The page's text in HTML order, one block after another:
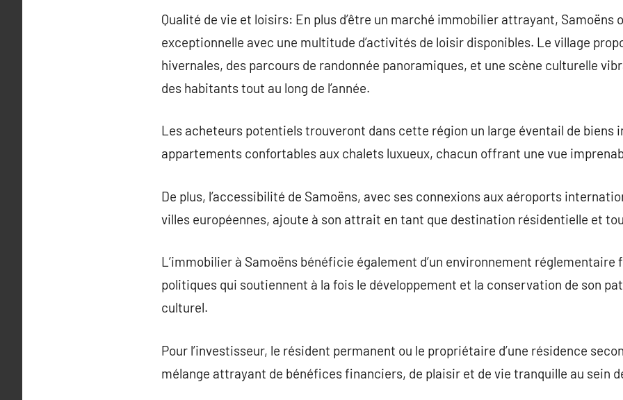
Qualité de vie et loisirs: En plus d’être un marché immobilier attrayant, Samoëns
exceptionnelle avec une multitude d’activités de loisir disponibles. Le village
hivernales, des parcours de randonnée panoramiques, et une scène culturelle
des habitants tout au long de l’année.
Les acheteurs potentiels trouveront dans cette région un large éventail de biens
appartements confortables aux chalets luxueux, chacun offrant une vue
De plus, l’accessibilité de Samoëns, avec ses connexions aux aéroports
villes européennes, ajoute à son attrait en tant que destination résidentielle et
L’immobilier à Samoëns bénéficie également d’un environnement réglementaire
politiques qui soutiennent à la fois le développement et la conservation de son
culturel.
Pour l’investisseur, le résident permanent ou le propriétaire d’une résidence
mélange attrayant de bénéfices financiers, de plaisir et de vie tranquille au sein